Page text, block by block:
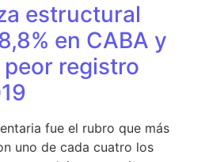
estructural
en CABA y
registro
fue el rubro que más
uno de cada cuatro los